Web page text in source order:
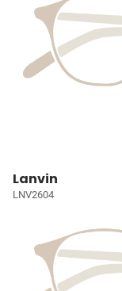
Lanvin
LNV2604